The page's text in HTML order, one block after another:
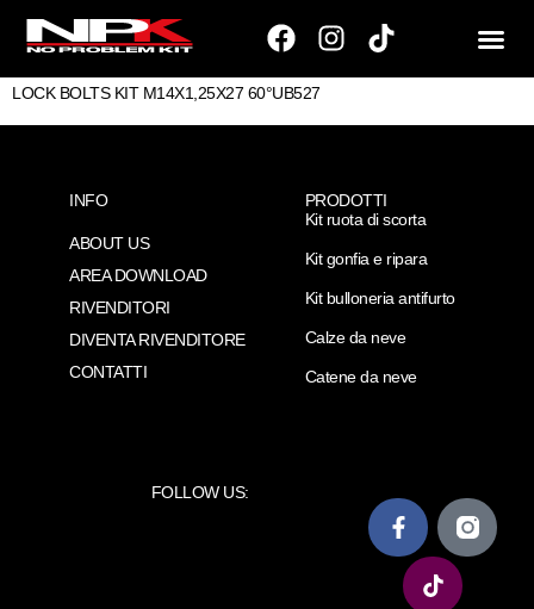
LOCK BOLTS KIT M14X1,25X27 60°UB527
INFO
ABOUT US
AREA DOWNLOAD
RIVENDITORI
DIVENTA RIVENDITORE
CONTATTI
PRODOTTI
Kit ruota di scorta
Kit gonfia e ripara
Kit bulloneria antifurto
Calze da neve
Catene da neve
FOLLOW US: